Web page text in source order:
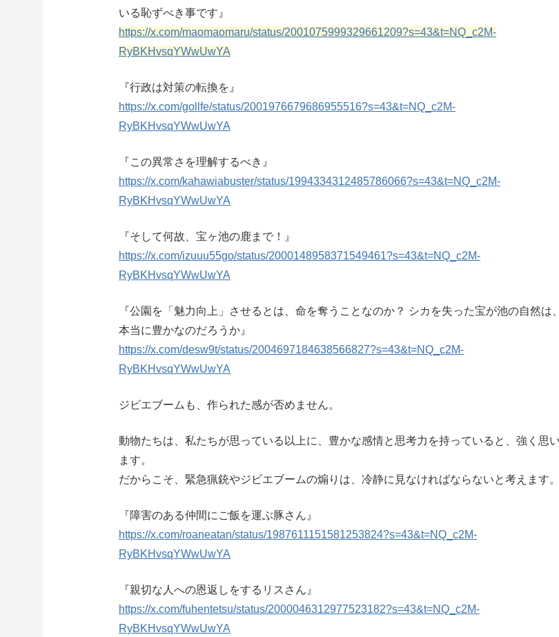
いる恥ずべき事です』
https://x.com/maomaomaru/status/2001075999329661209?s=43&t=NQ_c2M-
RyBKHvsqYWwUwYA
『行政は対策の転換を』
https://x.com/gollfe/status/2001976679686955516?s=43&t=NQ_c2M-
RyBKHvsqYWwUwYA
『この異常さを理解するべき』
https://x.com/kahawiabuster/status/1994334312485786066?s=43&t=NQ_c2M-
RyBKHvsqYWwUwYA
『そして何故、宝ヶ池の鹿まで！』
https://x.com/izuuu55go/status/2000148958371549461?s=43&t=NQ_c2M-
RyBKHvsqYWwUwYA
『公園を「魅力向上」させるとは、命を奪うことなのか？ シカを失った宝が池の自然は、
本当に豊かなのだろうか』
https://x.com/desw9t/status/2004697184638566827?s=43&t=NQ_c2M-
RyBKHvsqYWwUwYA
ジビエブームも、作られた感が否めません。
動物たちは、私たちが思っている以上に、豊かな感情と思考力を持っていると、強く思い
ます。
だからこそ、緊急猟銃やジビエブームの煽りは、冷静に見なければならないと考えます。
『障害のある仲間にご飯を運ぶ豚さん』
https://x.com/roaneatan/status/1987611151581253824?s=43&t=NQ_c2M-
RyBKHvsqYWwUwYA
『親切な人への恩返しをするリスさん』
https://x.com/fuhentetsu/status/2000046312977523182?s=43&t=NQ_c2M-
RyBKHvsqYWwUwYA